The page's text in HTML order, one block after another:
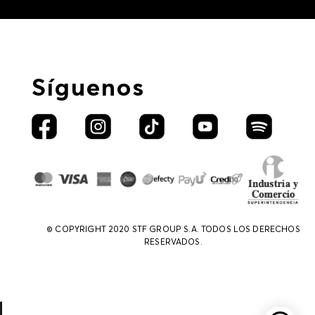
Síguenos
© COPYRIGHT 2020 STF GROUP S.A. TODOS LOS DERECHOS
RESERVADOS.